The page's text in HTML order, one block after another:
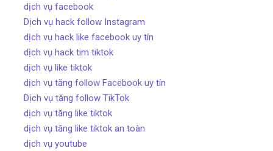
dịch vụ facebook
Dịch vụ hack follow Instagram
dịch vụ hack like facebook uy tín
dịch vụ hack tim tiktok
dịch vụ like tiktok
dịch vụ tăng follow Facebook uy tín
Dịch vụ tăng follow TikTok
dịch vụ tăng like tiktok
dịch vụ tăng like tiktok an toàn
dịch vụ youtube